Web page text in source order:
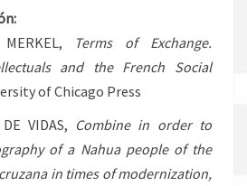
Terms of Exchange.
and the French Social
of Chicago Press
VIDAS, Combine in order to
of a Nahua people of the
in times of modernization,